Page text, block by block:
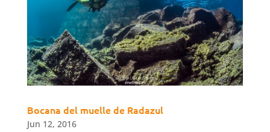
Bocana del muelle de Radazul
Jun 12, 2016